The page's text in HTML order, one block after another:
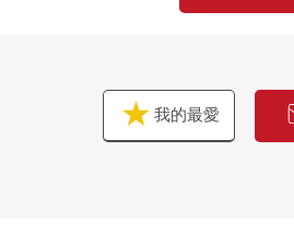
我的最愛